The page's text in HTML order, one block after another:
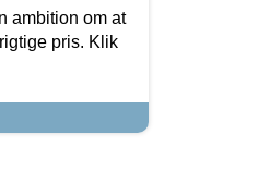
ambition om at
pris. Klik